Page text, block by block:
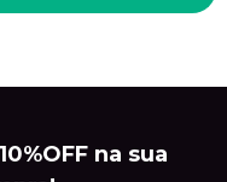
na sua